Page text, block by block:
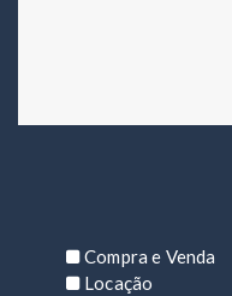
Compra e Venda
Locação